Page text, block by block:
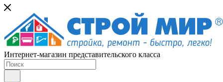
Интернет-магазин представительского класса